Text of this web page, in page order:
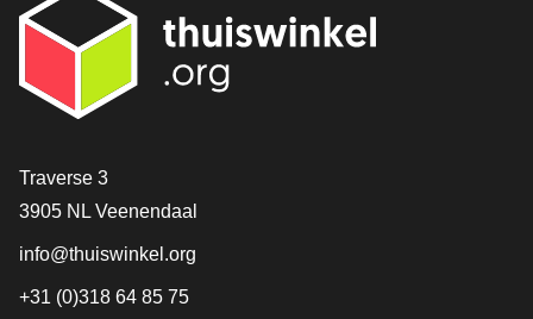
[_General:Contact]
Traverse 3
3905 NL Veenendaal
info@thuiswinkel.org
+31 (0)318 64 85 75